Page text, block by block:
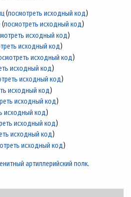
(посмотреть исходный код)
(посмотреть исходный код)
исходный код)
исходный код)
исходный код)
исходный код)
исходный код)
исходный код)
исходный код)
исходный код)
исходный код)
исходный код)
исходный код)
артиллерийский полк.